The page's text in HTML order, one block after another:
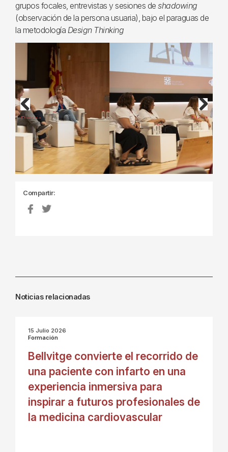
grupos focales, entrevistas y sesiones de shadowing
(observación de la persona usuaria), bajo el paraguas de
la metodología Design Thinking
Previous Next
Compartir:
Noticias relacionadas
15 Julio 2026
Formación
Bellvitge convierte el recorrido de
una paciente con infarto en una
experiencia inmersiva para
inspirar a futuros profesionales de
la medicina cardiovascular